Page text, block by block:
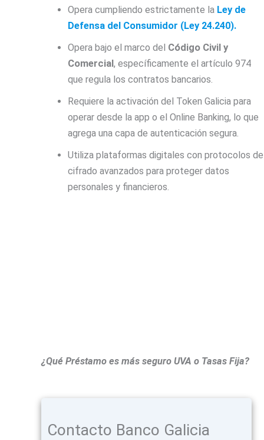
Opera cumpliendo estrictamente la Ley de
Defensa del Consumidor (Ley 24.240).
Opera bajo el marco del Código Civil y
Comercial, específicamente el artículo 974
que regula los contratos bancarios.
Requiere la activación del Token Galicia para
operar desde la app o el Online Banking, lo que
agrega una capa de autenticación segura.
Utiliza plataformas digitales con protocolos de
cifrado avanzados para proteger datos
personales y financieros.
¿Qué Préstamo es más seguro UVA o Tasas Fija?
Contacto Banco Galicia